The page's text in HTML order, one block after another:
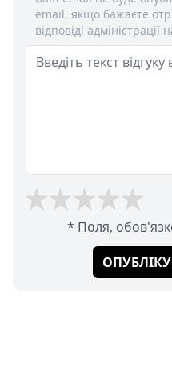
email, якщо бажаєте
відповіді адміністрації
* Поля,